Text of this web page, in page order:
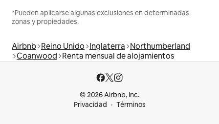
*Pueden aplicarse algunas exclusiones en determinadas
zonas y propiedades.
Airbnb Reino Unido Inglaterra Northumberland
Coanwood Renta mensual de alojamientos
© 2026 Airbnb, Inc.
Privacidad
Términos